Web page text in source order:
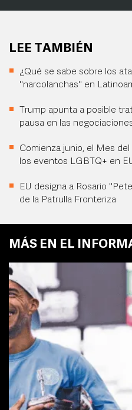
LEE TAMBIÉN
¿Qué se sabe sobre los
"narcolanchas" en
Trump apunta a posible
pausa en las
Comienza junio, el Mes
los eventos LGBTQ+ en
EU designa a Rosario
de la Patrulla Fronteriza
MÁS EN EL